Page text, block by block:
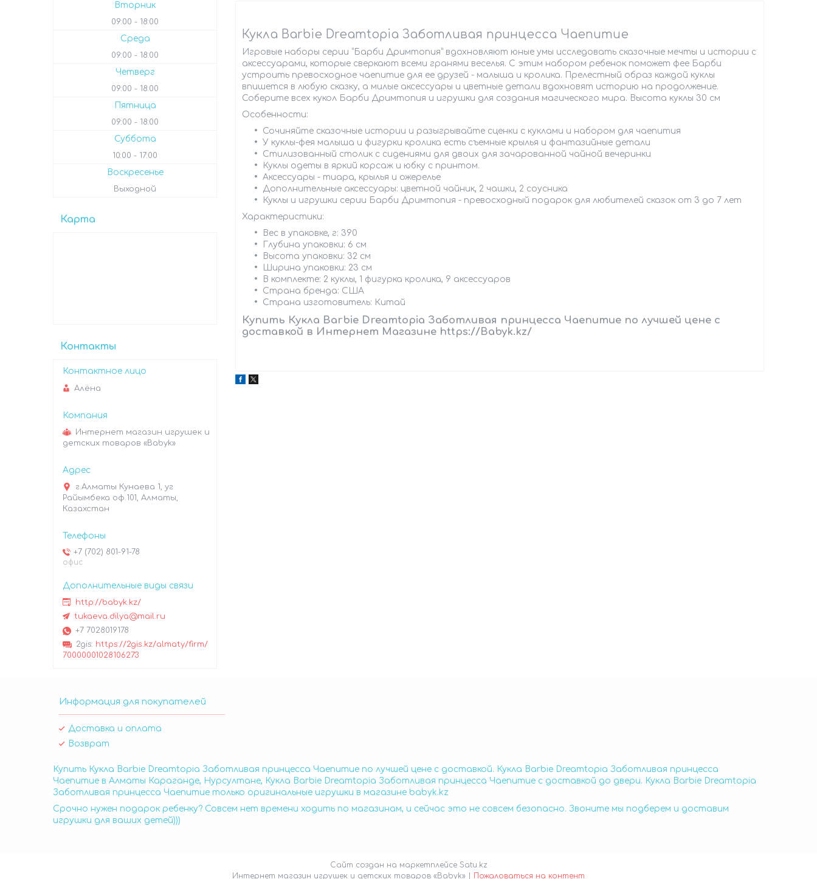
Кукла Barbie Dreamtopia Заботливая принцесса Чаепитие
Игровые наборы серии “Барби Дримтопия” вдохновляют юные умы исследовать сказочные мечты и истории с
аксессуарами, которые сверкают всеми гранями веселья. С этим набором ребенок поможет фее Барби
устроить превосходное чаепитие для ее друзей - малыша и кролика. Прелестный образ каждой куклы
впишется в любую сказку, а милые аксессуары и цветные детали вдохновят историю на продолжение.
Соберите всех кукол Барби Дримтопия и игрушки для создания магического мира. Высота куклы 30 см
Особенности:
Сочиняйте сказочные истории и разыгрывайте сценки с куклами и набором для чаепития
У куклы-фея малыша и фигурки кролика есть съемные крылья и фантазийные детали
Стилизованный столик с сидениями для двоих для зачарованной чайной вечеринки
Куклы одеты в яркий корсаж и юбку с принтом.
Аксессуары - тиара, крылья и ожерелье
Дополнительные аксессуары: цветной чайник, 2 чашки, 2 соусника
Куклы и игрушки серии Барби Дримтопия - превосходный подарок для любителей сказок от 3 до 7 лет
Характеристики:
Вес в упаковке, г: 390
Глубина упаковки: 6 см
Высота упаковки: 32 см
Ширина упаковки: 23 см
В комплекте: 2 куклы, 1 фигурка кролика, 9 аксессуаров
Страна бренда: США
Страна изготовитель: Китай
Купить Кукла Barbie Dreamtopia Заботливая принцесса Чаепитие по лучшей цене с
доставкой в Интернет Магазине https://Babyk.kz/
Вторник
09:00 18:00
Среда
09:00 18:00
Четверг
09:00 18:00
Пятница
09:00 18:00
Суббота
10:00 17:00
Воскресенье
Выходной
Карта
Контакты
Алёна
Интернет магазин игрушек и
детских товаров «Babyk»
г.Алматы Кунаева 1, уг
Райымбека оф.101, Алматы,
Казахстан
+7 (702) 801-91-78
офис
http://babyk.kz/
tukaeva.dilya@mail.ru
+7 7028019178
2gis https://2gis.kz/almaty/firm/
70000001028106273
Информация для покупателей
Доставка и оплата
Возврат
Купить Кукла Barbie Dreamtopia Заботливая принцесса Чаепитие по лучшей цене с доставкой. Кукла Barbie Dreamtopia Заботливая принцесса
Чаепитие в Алматы Караганде, Нурсултане, Кукла Barbie Dreamtopia Заботливая принцесса Чаепитие с доставкой до двери. Кукла Barbie Dreamtopia
Заботливая принцесса Чаепитие только оригинальные игрушки в магазине babyk.kz
Срочно нужен подарок ребенку? Совсем нет времени ходить по магазинам, и сейчас это не совсем безопасно. Звоните мы подберем и доставим
игрушки для ваших детей)))
Сайт создан на маркетплейсе Satu.kz
Пожаловаться на контент